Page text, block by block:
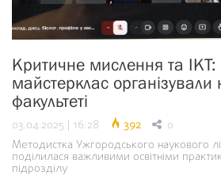
Критичне мислення та ІКТ:
майстерклас організували
факультеті
03.04.2025 | 16:28 392 0
Методистка Ужгородського наукового
поділилася важливими освітніми
підрозділу